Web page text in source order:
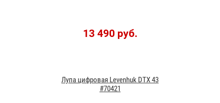
13 490 руб.
Лупа цифровая Levenhuk DTX 43
#70421